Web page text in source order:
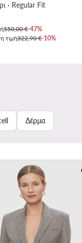
· Regular Fit
550,00 €-47%
τιμή322,90 €-10%
Δέρμα